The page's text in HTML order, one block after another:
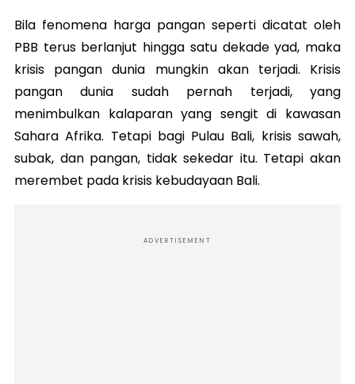
Bila fenomena harga pangan seperti dicatat oleh
PBB terus berlanjut hingga satu dekade yad, maka
krisis pangan dunia mungkin akan terjadi. Krisis
pangan dunia sudah pernah terjadi, yang
menimbulkan kalaparan yang sengit di kawasan
Sahara Afrika. Tetapi bagi Pulau Bali, krisis sawah,
subak, dan pangan, tidak sekedar itu. Tetapi akan
merembet pada krisis kebudayaan Bali.
ADVERTISEMENT